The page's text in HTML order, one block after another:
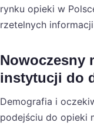
rynku opieki w
rzetelnych
Nowoczesny
instytucji do
Demografia i
podejściu do opieki